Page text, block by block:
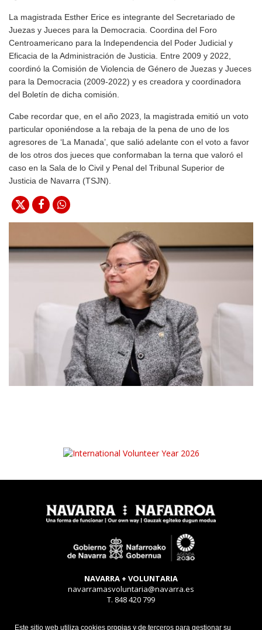
Este sitio web utiliza cookies propias y de terceros para gestionar su
La magistrada Esther Erice es integrante del Secretariado de
Juezas y Jueces para la Democracia. Coordina del Foro
Centroamericano para la Independencia del Poder Judicial y
Eficacia de la Administración de Justicia. Entre 2009 y 2022,
coordinó la Comisión de Violencia de Género de Juezas y Jueces
para la Democracia (2009-2022) y es creadora y coordinadora
del Boletín de dicha comisión.
Cabe recordar que, en el año 2023, la magistrada emitió un voto
particular oponiéndose a la rebaja de la pena de uno de los
agresores de ‘La Manada’, que salió adelante con el voto a favor
de los otros dos jueces que conformaban la terna que valoró el
caso en la Sala de lo Civil y Penal del Tribunal Superior de
Justicia de Navarra (TSJN).
NAVARRA + VOLUNTARIA
navarramasvoluntaria@navarra.es
T. 848 420 799
Aviso legal